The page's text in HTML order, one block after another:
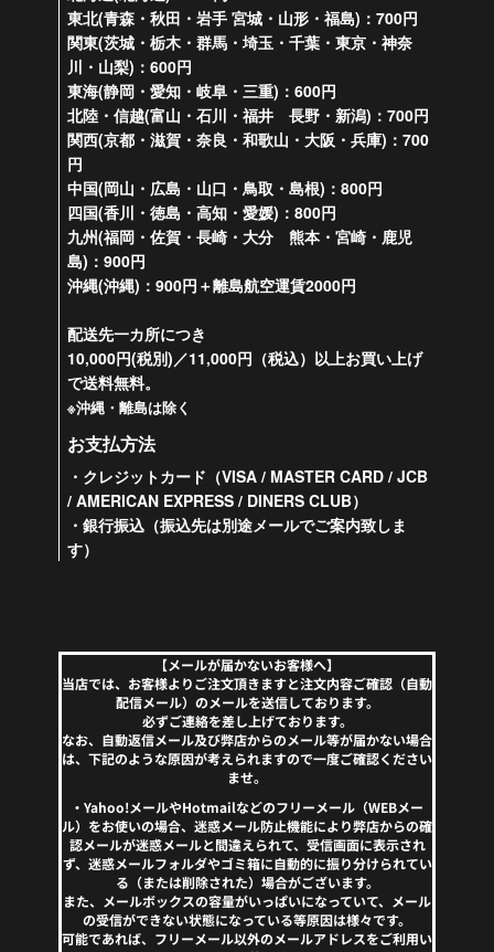
東北(青森・秋田・岩手 宮城・山形・福島)：700円
関東(茨城・栃木・群馬・埼玉・千葉・東京・神奈
川・山梨)：600円
東海(静岡・愛知・岐阜・三重)：600円
北陸・信越(富山・石川・福井 長野・新潟)：700円
関西(京都・滋賀・奈良・和歌山・大阪・兵庫)：700
円
中国(岡山・広島・山口・鳥取・島根)：800円
四国(香川・徳島・高知・愛媛)：800円
九州(福岡・佐賀・長崎・大分 熊本・宮崎・鹿児
島)：900円
沖縄(沖縄)：900円＋離島航空運賃2000円
配送先一カ所につき
10,000円(税別)／11,000円（税込）以上お買い上げ
で送料無料。
※沖縄・離島は除く
お支払方法
・クレジットカード（VISA / MASTER CARD / JCB
/ AMERICAN EXPRESS / DINERS CLUB）
・銀行振込（振込先は別途メールでご案内致しま
す）
【メールが届かないお客様へ】
当店では、お客様よりご注文頂きますと注文内容ご確認（自動
配信メール）のメールを送信しております。
必ずご連絡を差し上げております。
なお、自動返信メール及び弊店からのメール等が届かない場合
は、下記のような原因が考えられますので一度ご確認ください
ませ。
・Yahoo!メールやHotmailなどのフリーメール（WEBメー
ル）をお使いの場合、迷惑メール防止機能により弊店からの確
認メールが迷惑メールと間違えられて、受信画面に表示され
ず、迷惑メールフォルダやゴミ箱に自動的に振り分けられてい
る（または削除された）場合がございます。
また、メールボックスの容量がいっぱいになっていて、メール
の受信ができない状態になっている等原因は様々です。
可能であれば、フリーメール以外のメールアドレスをご利用い